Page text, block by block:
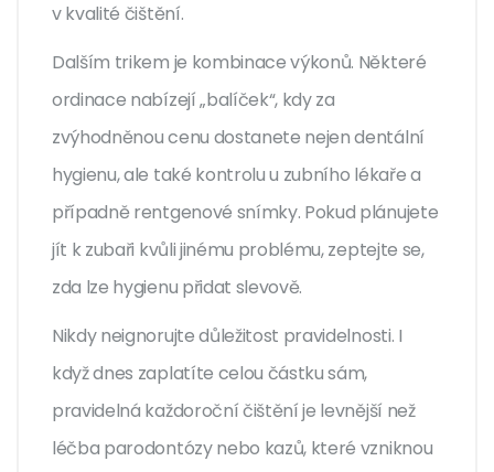
v kvalité čištění.
Dalším trikem je kombinace výkonů. Některé
ordinace nabízejí „balíček“, kdy za
zvýhodněnou cenu dostanete nejen dentální
hygienu, ale také kontrolu u zubního lékaře a
případně rentgenové snímky. Pokud plánujete
jít k zubaři kvůli jinému problému, zeptejte se,
zda lze hygienu přidat slevově.
Nikdy neignorujte důležitost pravidelnosti. I
když dnes zaplatíte celou částku sám,
pravidelná každoroční čištění je levnější než
léčba parodontózy nebo kazů, které vzniknou